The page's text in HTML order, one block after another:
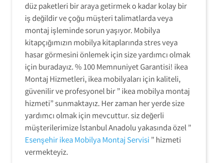
düz paketleri bir araya getirmek o kadar kolay bir
iş değildir ve çoğu müşteri talimatlarda veya
montaj işleminde sorun yaşıyor. Mobilya
kitapçığımızın mobilya kitaplarında stres veya
hasar görmesini önlemek için size yardımcı olmak
için buradayız. % 100 Memnuniyet Garantisi! ikea
Montaj Hizmetleri, ikea mobilyaları için kaliteli,
güvenilir ve profesyonel bir ” ikea mobilya montaj
hizmeti” sunmaktayız. Her zaman her yerde size
yardımcı olmak için mevcuttur. siz değerli
müşterilerimize İstanbul Anadolu yakasında özel ”
Esenşehir ikea Mobilya Montaj Servisi ” hizmeti
vermekteyiz.